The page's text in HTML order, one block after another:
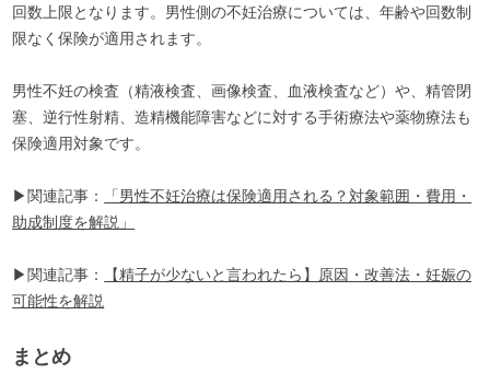
回数上限となります。男性側の不妊治療については、年齢や回数制
限なく保険が適用されます。
男性不妊の検査（精液検査、画像検査、血液検査など）や、精管閉
塞、逆行性射精、造精機能障害などに対する手術療法や薬物療法も
保険適用対象です。
▶関連記事：
「男性不妊治療は保険適用される？対象範囲・費用・
助成制度を解説」
▶関連記事：
【精子が少ないと言われたら】原因・改善法・妊娠の
可能性を解説
まとめ